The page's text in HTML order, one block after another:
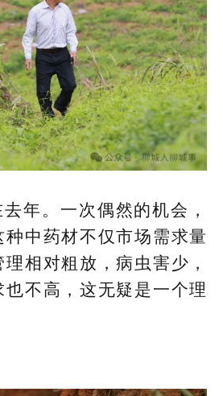
年。一次偶然的机会，
中药材不仅市场需求量
相对粗放，病虫害少，
不高，这无疑是一个理